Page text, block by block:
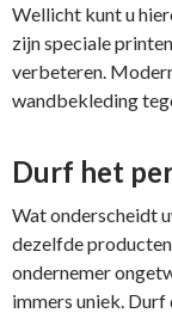
Wellicht kunt u
zijn speciale
verbeteren.
wandbekleding
Durf het
Wat onderscheidt
dezelfde
ondernemer
immers uniek.